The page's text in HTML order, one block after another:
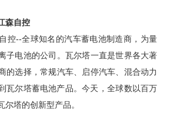
森自控
--全球知名的汽车蓄电池制造商，为量
电池的公司。瓦尔塔一直是世界各大著
选择，常规汽车、启停汽车、混合动力
尔塔蓄电池产品。今天，全球数以百万
塔的创新型产品。